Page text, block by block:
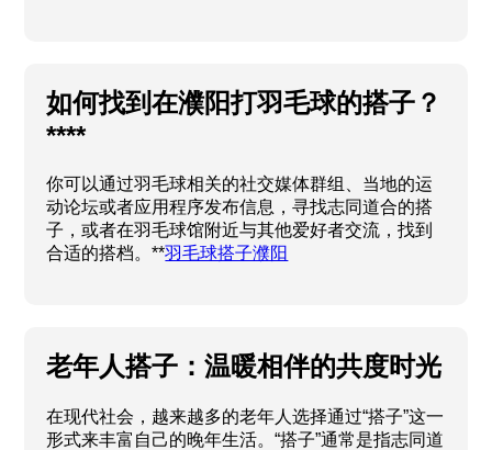
如何找到在濮阳打羽毛球的搭子？
****
你可以通过羽毛球相关的社交媒体群组、当地的运
动论坛或者应用程序发布信息，寻找志同道合的搭
子，或者在羽毛球馆附近与其他爱好者交流，找到
合适的搭档。**羽毛球搭子濮阳
老年人搭子：温暖相伴的共度时光
在现代社会，越来越多的老年人选择通过“搭子”这一
形式来丰富自己的晚年生活。“搭子”通常是指志同道